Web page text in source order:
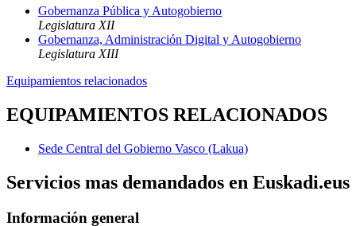
Gobernanza Pública y Autogobierno
Legislatura XII
Gobernanza, Administración Digital y Autogobierno
Legislatura XIII
Equipamientos relacionados
EQUIPAMIENTOS RELACIONADOS
Sede Central del Gobierno Vasco (Lakua)
Servicios mas demandados en Euskadi.eus
Información general